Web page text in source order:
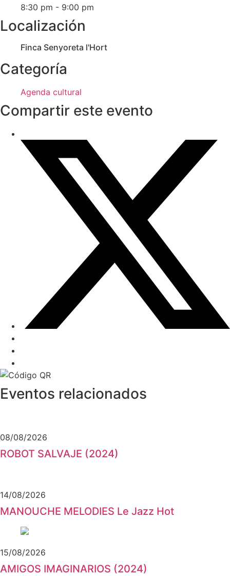
8:30 pm - 9:00 pm
Localización
Finca Senyoreta l'Hort
Categoría
Agenda cultural
Compartir este evento
Eventos relacionados
08/08/2026
ROBOT SALVAJE (2024)
14/08/2026
MANOUCHE MELODIES Le Jazz Hot
15/08/2026
AMIGOS IMAGINARIOS (2024)